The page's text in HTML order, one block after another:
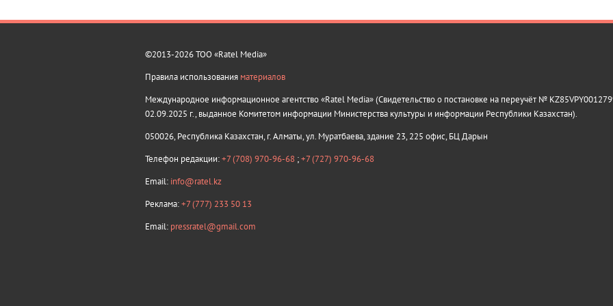
©2013-2026 ТОО «Ratel Media»
Правила использования материалов
Международное информационное агентство «Ratel Media» (Свидетельство о постановке на переучёт №
02.09.2025 г., выданное Комитетом информации Министерства культуры и информации Республики Казахстан).
050026, Республика Казахстан, г. Алматы, ул. Муратбаева, здание 23, 225 офис, БЦ Дарын
Телефон редакции:+7 (708) 970-96-68 ;+7 (727) 970-96-68
Email: info@ratel.kz
Реклама:+7 (777) 233 50 13
Email: pressratel@gmail.com